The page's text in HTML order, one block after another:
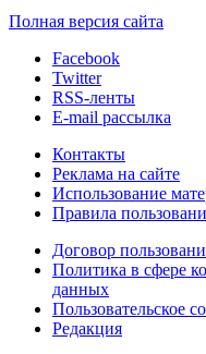
Полная версия сайта
Facebook
Twitter
RSS-ленты
E-mail рассылка
Контакты
Реклама на сайте
Использование
Правила
Договор
Политика в сфере
данных
Пользовательское
Редакция